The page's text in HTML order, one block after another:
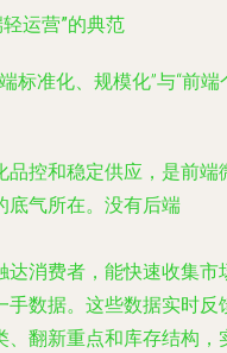
运营”的典范
标准化、规模化”与“前端
品控和稳定供应，是前端
底气所在。没有后端
达消费者，能快速收集市
手数据。这些数据实时反
、翻新重点和库存结构，